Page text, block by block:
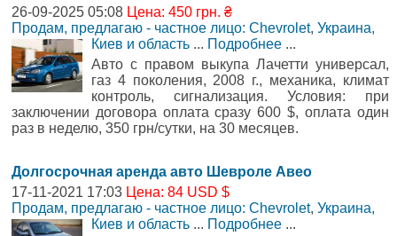
26-09-2025 05:08 Цена: 450 грн. ₴
Продам, предлагаю - частное лицо: Chevrolet, Украина,
Киев и область ... Подробнее ...
Авто с правом выкупа Лачетти универсал,
газ 4 поколения, 2008 г., механика, климат
контроль, сигнализация. Условия: при
заключении договора оплата сразу 600 $, оплата один
раз в неделю, 350 грн/сутки, на 30 месяцев.
Долгосрочная аренда авто Шевроле Авео
17-11-2021 17:03 Цена: 84 USD $
Продам, предлагаю - частное лицо: Chevrolet, Украина,
Киев и область ... Подробнее ...